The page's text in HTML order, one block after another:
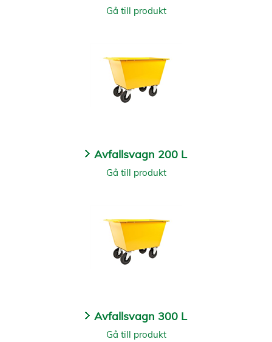
Gå till produkt
Avfallsvagn 200 L
Gå till produkt
Avfallsvagn 300 L
Gå till produkt